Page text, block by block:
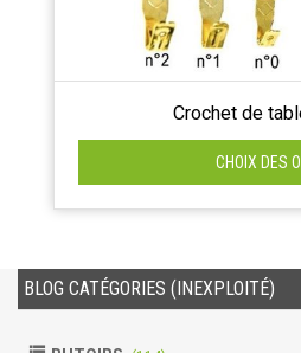
Crochet de
CHOIX DES
BLOG CATÉGORIES (INEXPLOITÉ)